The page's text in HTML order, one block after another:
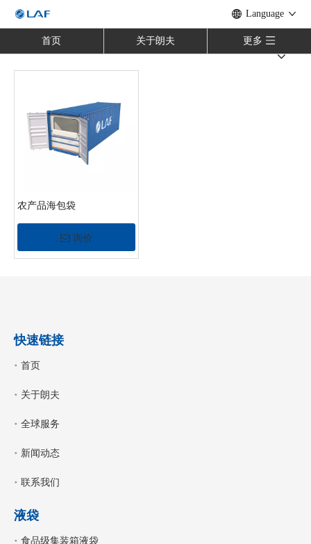
Language
首页 关于朗夫 更多
农产品海包袋
询价
快速链接
首页
关于朗夫
全球服务
新闻动态
联系我们
液袋
食品级集装箱液袋